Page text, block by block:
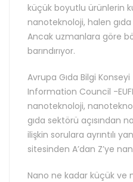
küçük boyutlu ürünlerin
nanoteknoloji, halen
Ancak uzmanlara göre
barındırıyor.
Avrupa Gıda Bilgi
Information Council -
nanoteknoloji,
gıda sektörü açısından
ilişkin sorulara ayrıntılı
sitesinden A’dan Z’ye
Nano ne kadar küçük ve